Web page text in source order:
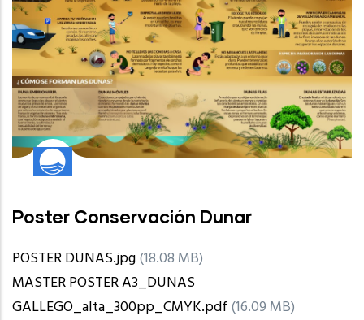
Poster Conservación Dunar
POSTER DUNAS.jpg(18.08 MB)
MASTER POSTER A3_DUNAS
GALLEGO_alta_300pp_CMYK.pdf (16.09 MB)